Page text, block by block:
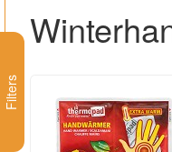
Filters